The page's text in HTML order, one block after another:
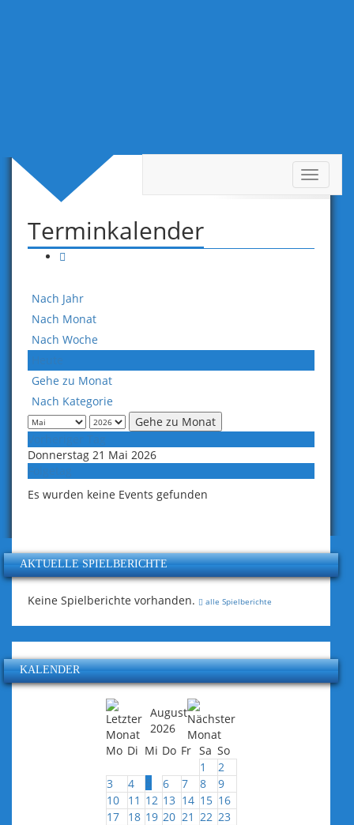
Toggle
Terminkalender
Nach Jahr
Nach Monat
Nach Woche
Gehe zu Monat
Nach Kategorie
Gehe zu Monat
Donnerstag 21 Mai 2026
Es wurden keine Events gefunden
AKTUELLE SPIELBERICHTE
Keine Spielberichte vorhanden. alle Spielberichte
KALENDER
August
2026
Mo Di Mi Do Fr Sa So
1
2
3
4 6 7 8
9
10
11 12 13 14 15 16
17
18 19 20 21 22 23